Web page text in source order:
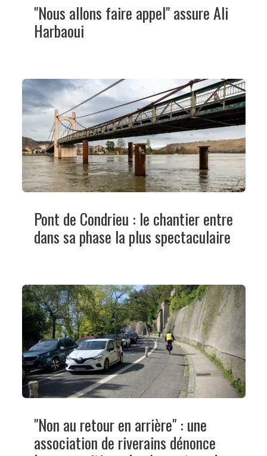
"Nous allons faire appel" assure Ali
Harbaoui
Pont de Condrieu : le chantier entre
dans sa phase la plus spectaculaire
"Non au retour en arrière" : une
association de riverains dénonce